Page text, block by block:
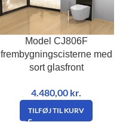
Model CJ806F
frembygningscisterne med
sort glasfront
4.480,00 kr.
TILFØJ TIL KURV